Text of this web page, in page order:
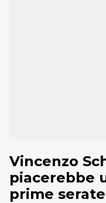
Vincenzo
piacerebbe
prime